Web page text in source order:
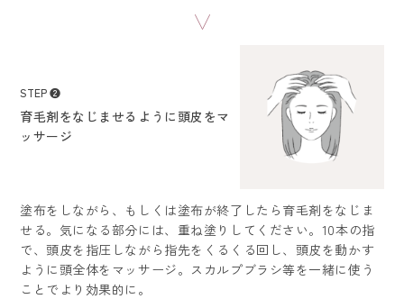
STEP ❷
育毛剤をなじませるように頭皮をマ
ッサージ
塗布をしながら、もしくは塗布が終了したら育毛剤をなじま
せる。気になる部分には、重ね塗りしてください。10本の指
で、頭皮を指圧しながら指先をくるくる回し、頭皮を動かす
ように頭全体をマッサージ。スカルプブラシ等を一緒に使う
ことでより効果的に。